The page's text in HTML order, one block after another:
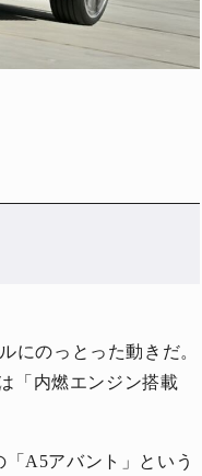
にのっとった動きだ。
「内燃エンジン搭載
A5アバント」という